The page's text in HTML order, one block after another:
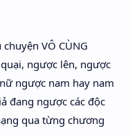
VÔ CÙNG
ngược lên, ngược
ngược nam hay nam
đang ngược các độc
qua từng chương